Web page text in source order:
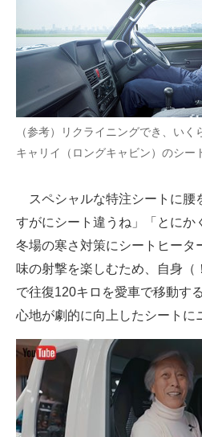
（参考）リクライニングでき、い
キャリイ（ロングキャビン）のシー
スペシャルな特注シートに腰
すがにシート違うね」「とにか
冬場の寒さ対策にシートヒータ
味の射撃を楽しむため、自身（
で往復120キロを愛車で移動す
心地が劇的に向上したシートに